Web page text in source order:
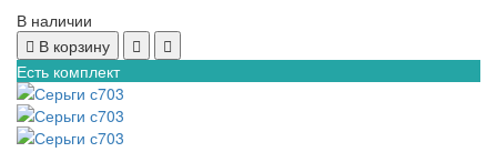
В наличии
В корзину
Есть комплект